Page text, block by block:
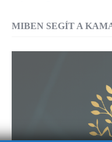
MIBEN SEGÍT A